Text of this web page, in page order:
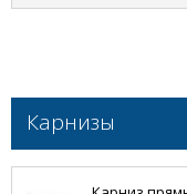
Карнизы